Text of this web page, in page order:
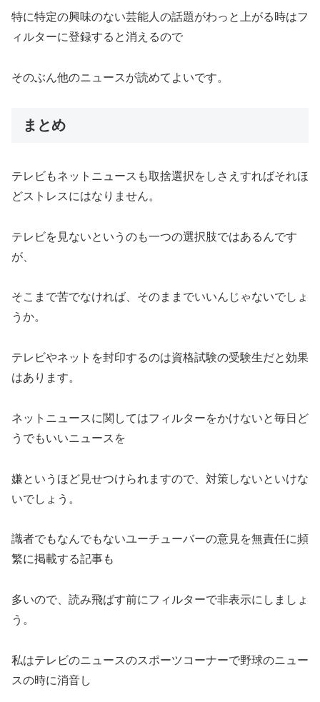
特に特定の興味のない芸能人の話題がわっと上がる時はフ
ィルターに登録すると消えるので
そのぶん他のニュースが読めてよいです。
まとめ
テレビもネットニュースも取捨選択をしさえすればそれほ
どストレスにはなりません。
テレビを見ないというのも一つの選択肢ではあるんです
が、
そこまで苦でなければ、そのままでいいんじゃないでしょ
うか。
テレビやネットを封印するのは資格試験の受験生だと効果
はあります。
ネットニュースに関してはフィルターをかけないと毎日ど
うでもいいニュースを
嫌というほど見せつけられますので、対策しないといけな
いでしょう。
識者でもなんでもないユーチューバーの意見を無責任に頻
繁に掲載する記事も
多いので、読み飛ばす前にフィルターで非表示にしましょ
う。
私はテレビのニュースのスポーツコーナーで野球のニュー
スの時に消音し